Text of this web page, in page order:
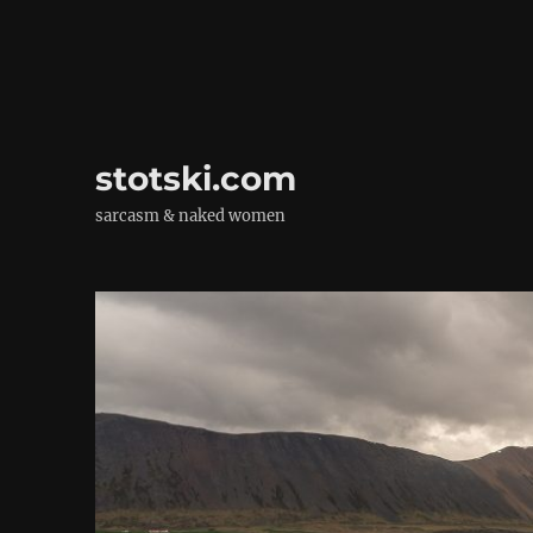
stotski.com
sarcasm & naked women